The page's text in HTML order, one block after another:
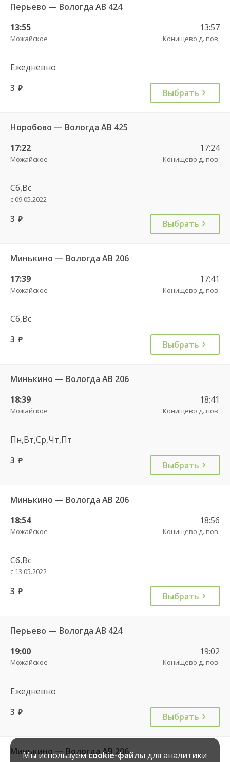
Перьево — Вологда АВ 424
13:55
Можайское
13:57
Конищево д. пов.
Ежедневно
3 руб. Выбрать
Норобово — Вологда АВ 425
17:22
Можайское
17:24
Конищево д. пов.
Сб,Вс
с 09.05.2022
3 руб. Выбрать
Минькино — Вологда АВ 206
17:39
Можайское
17:41
Конищево д. пов.
Сб,Вс
3 руб. Выбрать
Минькино — Вологда АВ 206
18:39
Можайское
18:41
Конищево д. пов.
Пн,Вт,Ср,Чт,Пт
3 руб. Выбрать
Минькино — Вологда АВ 206
18:54
Можайское
18:56
Конищево д. пов.
Сб,Вс
с 13.05.2022
3 руб. Выбрать
Перьево — Вологда АВ 424
19:00
Можайское
19:02
Конищево д. пов.
Ежедневно
3 руб. Выбрать
Минькино — Вологда АВ 206
Мы используемcookie-файлы для аналитики